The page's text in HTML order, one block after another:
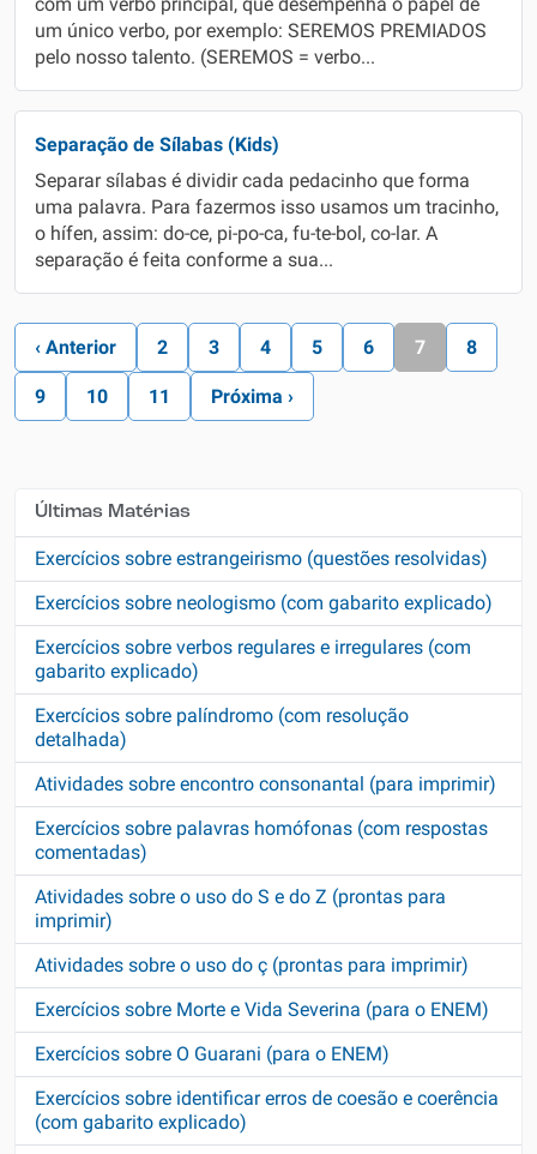
com um verbo principal, que desempenha o papel de
um único verbo, por exemplo: SEREMOS PREMIADOS
pelo nosso talento. (SEREMOS = verbo...
Separação de Sílabas (Kids)
Separar sílabas é dividir cada pedacinho que forma
uma palavra. Para fazermos isso usamos um tracinho,
o hífen, assim: do-ce, pi-po-ca, fu-te-bol, co-lar. A
separação é feita conforme a sua...
‹ Anterior 2 3 4 5 6 7 8
9 10 11 Próxima ›
Últimas Matérias
Exercícios sobre estrangeirismo (questões resolvidas)
Exercícios sobre neologismo (com gabarito explicado)
Exercícios sobre verbos regulares e irregulares (com
gabarito explicado)
Exercícios sobre palíndromo (com resolução
detalhada)
Atividades sobre encontro consonantal (para imprimir)
Exercícios sobre palavras homófonas (com respostas
comentadas)
Atividades sobre o uso do S e do Z (prontas para
imprimir)
Atividades sobre o uso do ç (prontas para imprimir)
Exercícios sobre Morte e Vida Severina (para o ENEM)
Exercícios sobre O Guarani (para o ENEM)
Exercícios sobre identificar erros de coesão e coerência
(com gabarito explicado)